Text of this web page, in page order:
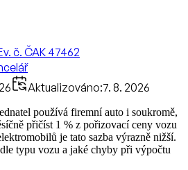
č. ČAK 47462
Aktualizováno:7. 8. 2026
používá firemní auto i soukromě,
přičíst 1 % z pořizovací ceny vozu
je tato sazba výrazně nižší.
typu vozu a jaké chyby při výpočtu